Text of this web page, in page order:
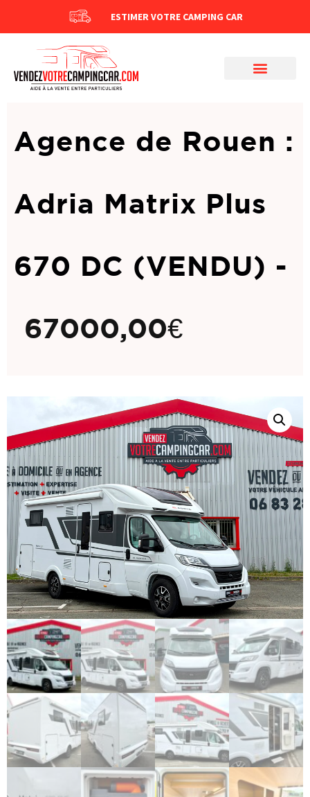
ESTIMER VOTRE CAMPING CAR
Agence de Rouen :
Adria Matrix Plus
670 DC (VENDU) -
67000,00€